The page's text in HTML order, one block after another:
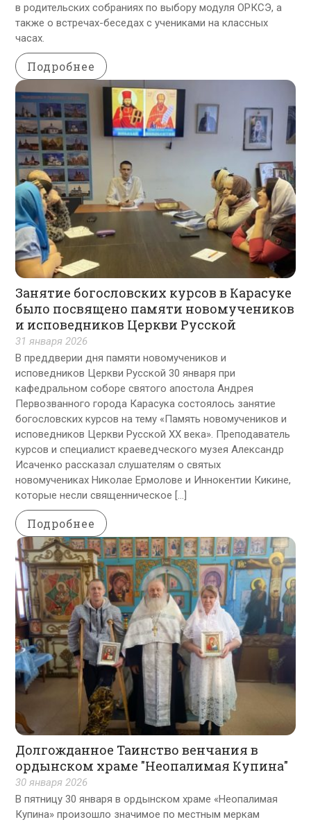
в родительских собраниях по выбору модуля ОРКСЭ, а
также о встречах-беседах с учениками на классных
часах.
Подробнее
Занятие богословских курсов в Карасуке
было посвящено памяти новомучеников
и исповедников Церкви Русской
31 января 2026
В преддверии дня памяти новомучеников и
исповедников Церкви Русской 30 января при
кафедральном соборе святого апостола Андрея
Первозванного города Карасука состоялось занятие
богословских курсов на тему «Память новомучеников и
исповедников Церкви Русской XX века». Преподаватель
курсов и специалист краеведческого музея Александр
Исаченко рассказал слушателям о святых
новомучениках Николае Ермолове и Иннокентии Кикине,
которые несли священническое […]
Подробнее
Долгожданное Таинство венчания в
ордынском храме "Неопалимая Купина"
30 января 2026
В пятницу 30 января в ордынском храме «Неопалимая
Купина» произошло значимое по местным меркам